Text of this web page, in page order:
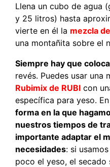
Llena un cubo de agua
y 25 litros) hasta
vierte en él la mezcla
una montañita sobre el
Siempre hay que
revés. Puedes usar una
Rubimix de RUBI con
específica para yeso.
forma en la que
nuestros tiempos de
importante adaptar el
necesidades: si
poco el yeso, el secado